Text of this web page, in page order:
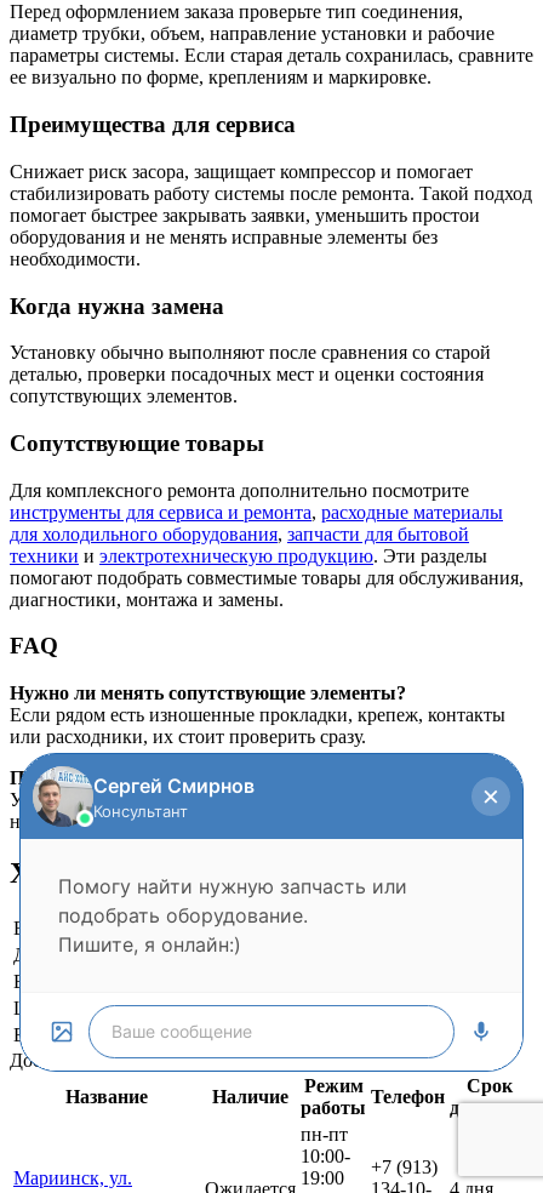
Перед оформлением заказа проверьте тип соединения,
диаметр трубки, объем, направление установки и рабочие
параметры системы. Если старая деталь сохранилась, сравните
ее визуально по форме, креплениям и маркировке.
Преимущества для сервиса
Снижает риск засора, защищает компрессор и помогает
стабилизировать работу системы после ремонта. Такой подход
помогает быстрее закрывать заявки, уменьшить простои
оборудования и не менять исправные элементы без
необходимости.
Когда нужна замена
Установку обычно выполняют после сравнения со старой
деталью, проверки посадочных мест и оценки состояния
сопутствующих элементов.
Сопутствующие товары
Для комплексного ремонта дополнительно посмотрите
инструменты для сервиса и ремонта, расходные материалы
для холодильного оборудования, запчасти для бытовой
техники и электротехническую продукцию. Эти разделы
помогают подобрать совместимые товары для обслуживания,
диагностики, монтажа и замены.
FAQ
Нужно ли менять сопутствующие элементы?
Если рядом есть изношенные прокладки, крепеж, контакты
или расходники, их стоит проверить сразу.
Почему важна совместимость?
У похожих моделей могут отличаться крепления, размеры,
номиналы и разъемы.
Характеристики
Вес и габариты
Длина (мм)
75
Высота (мм)
Ширина (мм) 50
Вес (грамм)
130
Доставка до ПВЗ
Название
Наличие
Режим
работы
Телефон
Срок
доставки
Мариинск, ул.
Ожидается
пн-пт
10:00-
19:00
+7 (913)
134-10-
4 дня